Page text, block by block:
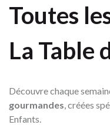
Toutes
La Table
Découvre chaque
gourmandes , créées
Enfants.